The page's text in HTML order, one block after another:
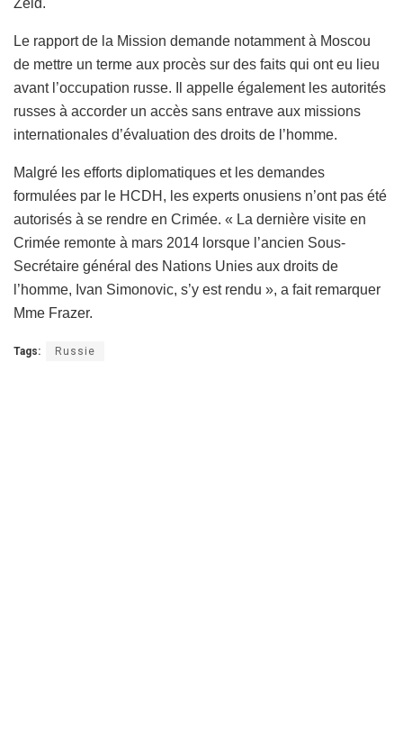
Le rapport de la Mission demande notamment à Moscou
de mettre un terme aux procès sur des faits qui ont eu lieu
avant l’occupation russe. Il appelle également les autorités
russes à accorder un accès sans entrave aux missions
internationales d’évaluation des droits de l’homme.
Malgré les efforts diplomatiques et les demandes
formulées par le HCDH, les experts onusiens n’ont pas été
autorisés à se rendre en Crimée. « La dernière visite en
Crimée remonte à mars 2014 lorsque l’ancien Sous-
Secrétaire général des Nations Unies aux droits de
l’homme, Ivan Simonovic, s’y est rendu », a fait remarquer
Mme Frazer.
Tags: Russie